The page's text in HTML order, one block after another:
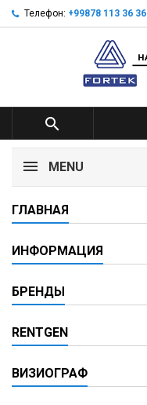
Телефон: +99878 113 36 36

MENU
ГЛАВНАЯ
ИНФОРМАЦИЯ
БРЕНДЫ
RENTGEN
ВИЗИОГРАФ